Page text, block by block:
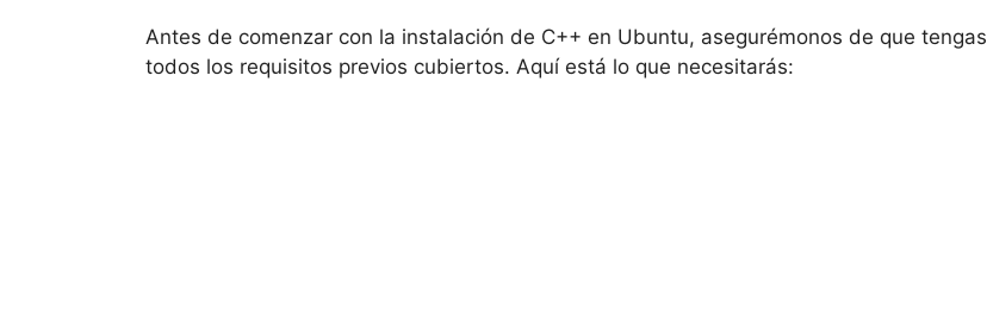
Antes de comenzar con la instalación de C++ en Ubuntu, asegurémonos de que tengas
todos los requisitos previos cubiertos. Aquí está lo que necesitarás: